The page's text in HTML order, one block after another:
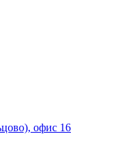
офис 16